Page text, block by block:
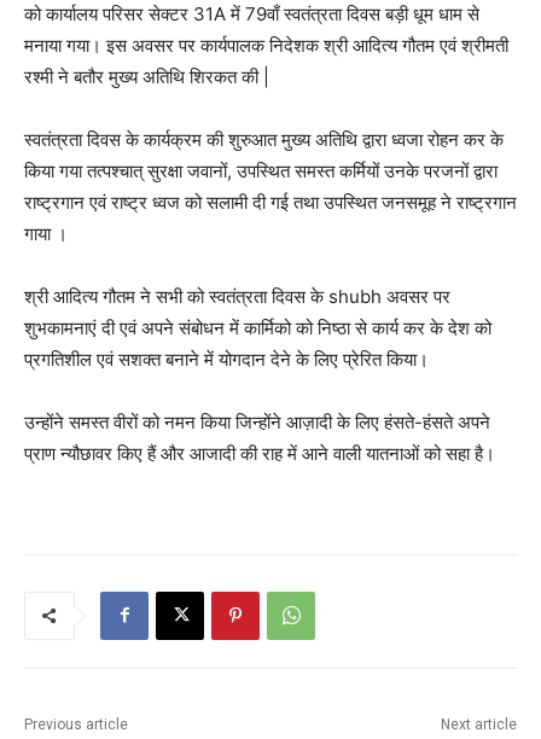
को कार्यालय परिसर सेक्टर 31A में 79वाँ स्वतंत्रता दिवस बड़ी धूम धाम से
मनाया गया। इस अवसर पर कार्यपालक निदेशक श्री आदित्य गौतम एवं श्रीमती
रश्मी ने बतौर मुख्य अतिथि शिरकत की |
स्वतंत्रता दिवस के कार्यक्रम की शुरुआत मुख्य अतिथि द्वारा ध्वजा रोहन कर के
किया गया तत्पश्चात् सुरक्षा जवानों, उपस्थित समस्त कर्मियों उनके परजनों द्वारा
राष्ट्रगान एवं राष्ट्र ध्वज को सलामी दी गई तथा उपस्थित जनसमूह ने राष्ट्रगान
गाया ।
श्री आदित्य गौतम ने सभी को स्वतंत्रता दिवस के shubh अवसर पर
शुभकामनाएं दी एवं अपने संबोधन में कार्मिको को निष्ठा से कार्य कर के देश को
प्रगतिशील एवं सशक्त बनाने में योगदान देने के लिए प्रेरित किया।
उन्होंने समस्त वीरों को नमन किया जिन्होंने आज़ादी के लिए हंसते-हंसते अपने
प्राण न्यौछावर किए हैं और आजादी की राह में आने वाली यातनाओं को सहा है।
Previous article Next article